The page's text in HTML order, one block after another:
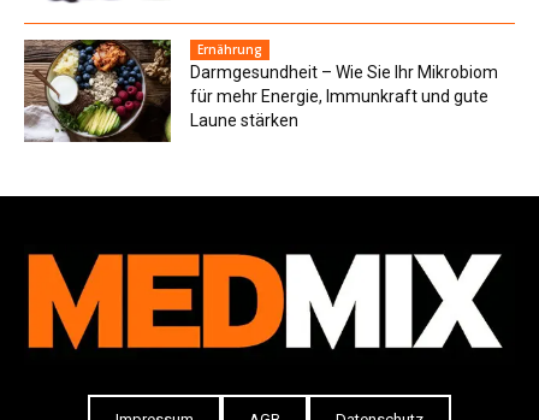
Ernährung
Darmgesundheit – Wie Sie Ihr Mikrobiom
für mehr Energie, Immunkraft und gute
Laune stärken